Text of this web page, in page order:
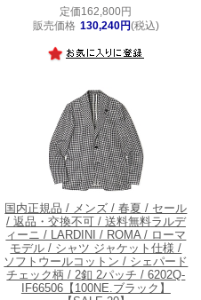
定価162,800円
販売価格 130,240円(税込)
国内正規品 / メンズ / 春夏 / セール
/ 返品・交換不可 / 送料無料ラルデ
ィーニ / LARDINI / ROMA / ローマ
モデル / シャツ ジャケット仕様 /
ソフトウールコットン / シェパード
チェック柄 / 2釦 2パッチ / 6202Q-
IF66506【100NE.ブラック】